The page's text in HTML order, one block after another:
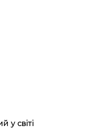
у світі